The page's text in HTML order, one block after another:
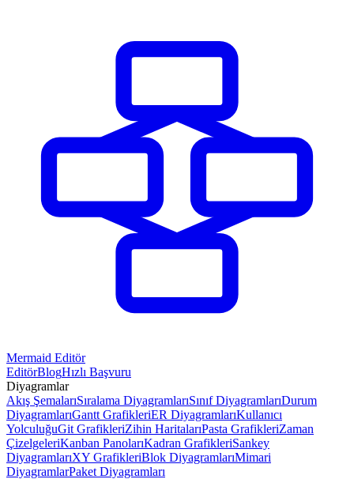
Mermaid Editör
EditörBlogHızlı Başvuru
Diyagramlar
Akış ŞemalarıSıralama DiyagramlarıSınıf DiyagramlarıDurum
DiyagramlarıGantt GrafikleriER DiyagramlarıKullanıcı
YolculuğuGit GrafikleriZihin HaritalarıPasta GrafikleriZaman
ÇizelgeleriKanban PanolarıKadran GrafikleriSankey
DiyagramlarıXY GrafikleriBlok DiyagramlarıMimari
DiyagramlarPaket Diyagramları